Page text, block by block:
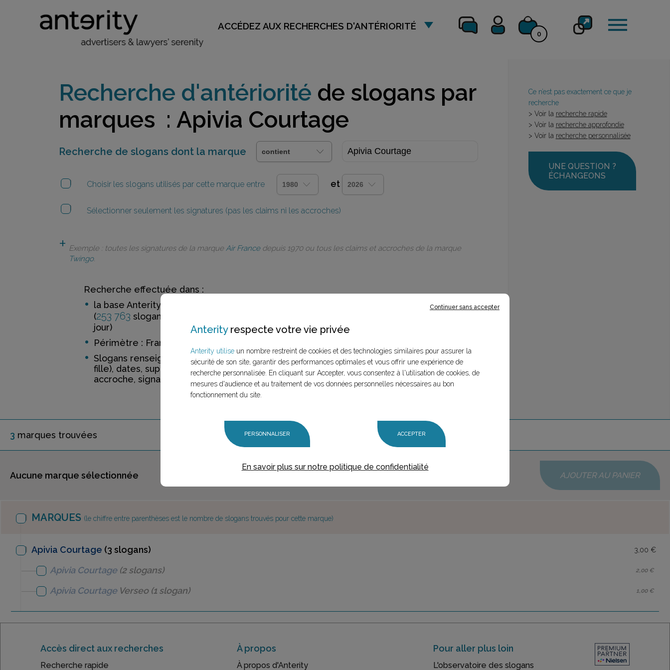
ACCÉDEZ AUX RECHERCHES D'ANTÉRIORITÉ
0
Recherche d'antériorité de slogans par
marques : Apivia Courtage
Recherche de slogans dont la marque
Choisir les slogans utilisés par cette marque entre et
Sélectionner seulement les signatures (pas les claims ni les accroches)
Exemple : toutes les signatures de la marque Air Francedepuis 1970 ou tous les claims et accroches de la marque
Twingo.
Recherche effectuée dans :
la base Anterity
(253 763 slogans de
jour)
Périmètre : France
Slogans renseignés incluant marque (mère et
fille), dates, support, distinction claim,
accroche, signature
LANCER LA RECHERCHE
Ce n’est pas exactement ce que je
recherche
> Voir la recherche rapide
> Voir la recherche approfondie
> Voir la recherche personnalisée
UNE QUESTION ?
ÉCHANGEONS
3 marques trouvées
Aucune marque sélectionnée AJOUTER AU PANIER
MARQUES (le chiffre entre parenthèses est le nombre de slogans trouvés pour cette marque)
Apivia Courtage (3 slogans) 3,00 €
Apivia Courtage (2 slogans) 2,00 €
Apivia Courtage Verseo(1 slogan) 1,00 €
Accès direct aux recherches
Recherche rapide
À propos
À propos d'Anterity
Pour aller plus loin
L'observatoire des slogans
Continuer sans accepter
Anterityrespecte votre vie privée
Anterity utilise un nombre restreint de cookies et des technologies similaires pour assurer la
sécurité de son site, garantir des performances optimales et vous offrir une expérience de
recherche personnalisée. En cliquant sur Accepter, vous consentez à l'utilisation de cookies, de
mesures d'audience et au traitement de vos données personnelles nécessaires au bon
fonctionnement du site.
PERSONNALISER ACCEPTER
En savoir plus sur notre politique de confidentialité